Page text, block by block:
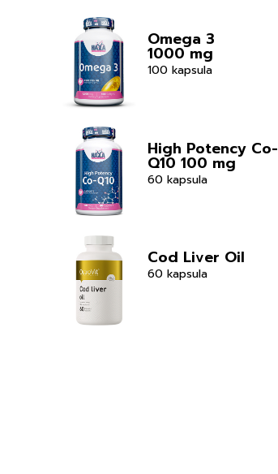
Omega 3
1000 mg
100 kapsula
High Potency Co-
Q10 100 mg
60 kapsula
Cod Liver Oil
60 kapsula